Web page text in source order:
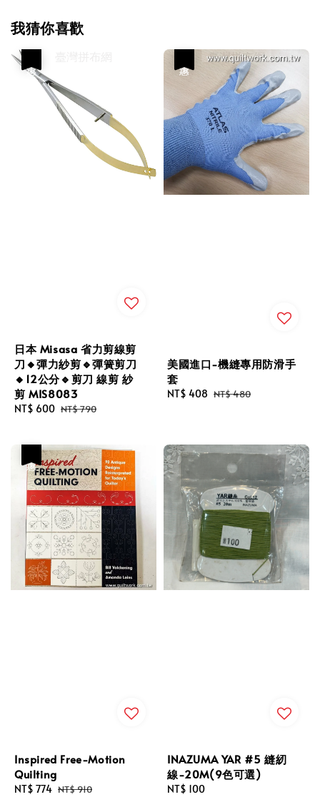
我猜你喜歡
日本 Misasa 省力剪線剪
刀🔸彈力紗剪🔹彈簧剪刀
🔸12公分🔹剪刀 線剪 紗
剪 MIS8083
Sale
NT$ 600 Regular
NT$ 790
美國進口-機縫專用防滑手
套
Sale
NT$ 408 Regular
NT$ 480
Inspired Free-Motion
Quilting
Sale
NT$ 774 Regular
NT$ 910
INAZUMA YAR #5 縫紉
線-20M(9色可選)
Regular
NT$ 100